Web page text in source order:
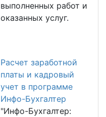
выполненных работ и
оказанных услуг.
Расчет заработной
платы и кадровый
учет в программе
Инфо-Бухгалтер
"Инфо-Бухгалтер: